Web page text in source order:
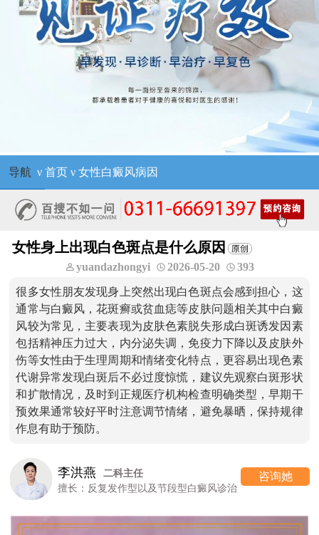
导航 ν 首页ν 女性白癜风病因
女性身上出现白色斑点是什么原因
yuandazhongyi 2026-05-20 393
很多女性朋友发现身上突然出现白色斑点会感到担心，这
通常与白癜风，花斑癣或贫血痣等皮肤问题相关其中白癜
风较为常见，主要表现为皮肤色素脱失形成白斑诱发因素
包括精神压力过大，内分泌失调，免疫力下降以及皮肤外
伤等女性由于生理周期和情绪变化特点，更容易出现色素
代谢异常发现白斑后不必过度惊慌，建议先观察白斑形状
和扩散情况，及时到正规医疗机构检查明确类型，早期干
预效果通常较好平时注意调节情绪，避免暴晒，保持规律
作息有助于预防。
李洪燕
二科主任
擅长：反复发作型以及节段型白癜风诊治
咨询她